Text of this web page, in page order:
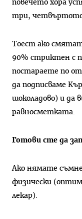
повечето хора
три, четвъртото
Тоест ако
90% стриктен с
постараете по
да подписваме
шоколадово) и да
равносметката.
Готови сте да
Ако нямате
физически
лекар).